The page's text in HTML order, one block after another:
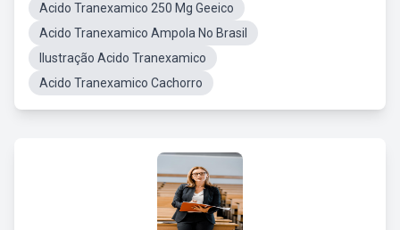
Acido Tranexamico 250 Mg Geeico
Acido Tranexamico Ampola No Brasil
Ilustração Acido Tranexamico
Acido Tranexamico Cachorro